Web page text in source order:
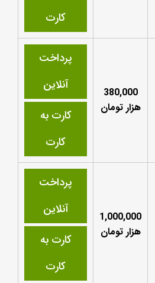
کارت
380,000
هزار تومان
پرداخت
آنلاین
کارت به
کارت
1,000,000
هزار تومان
پرداخت
آنلاین
کارت به
کارت